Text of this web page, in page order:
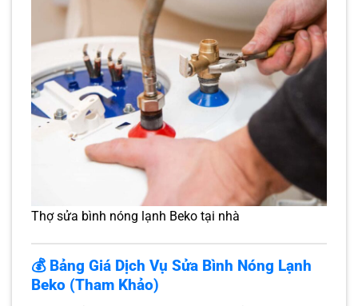
Thợ sửa bình nóng lạnh Beko tại nhà
💰 Bảng Giá Dịch Vụ Sửa Bình Nóng Lạnh
Beko (Tham Khảo)